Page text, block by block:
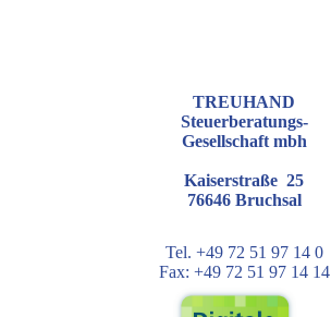
TREUHAND
Steuerberatungs-
Gesellschaft mbh
Kaiserstraße 25
76646 Bruchsal
Tel. +49 72 51 97 14 0
Fax: +49 72 51 97 14 14